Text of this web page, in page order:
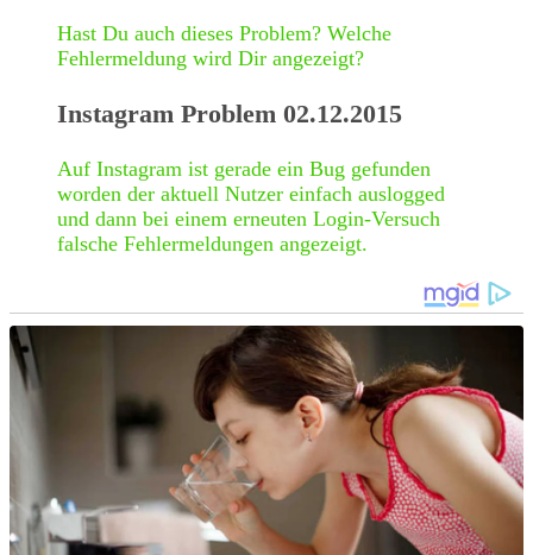
Hast Du auch dieses Problem? Welche
Fehlermeldung wird Dir angezeigt?
Instagram Problem 02.12.2015
Auf Instagram ist gerade ein Bug gefunden
worden der aktuell Nutzer einfach auslogged
und dann bei einem erneuten Login-Versuch
falsche Fehlermeldungen angezeigt.